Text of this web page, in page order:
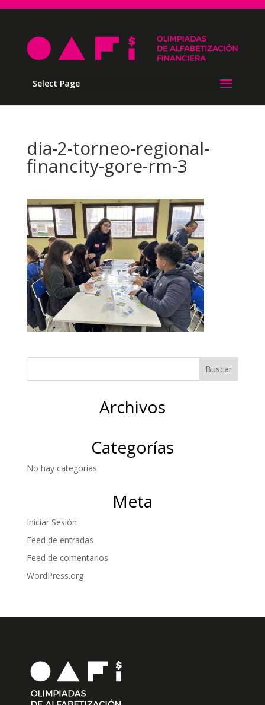
Select Page
dia-2-torneo-regional-
financity-gore-rm-3
Archivos
Categorías
No hay categorías
Meta
Iniciar Sesión
Feed de entradas
Feed de comentarios
WordPress.org